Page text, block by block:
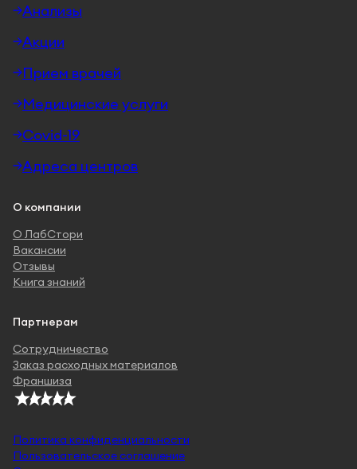
Анализы
Акции
Прием врачей
Медицинские услуги
Covid-19
Адреса центров
О компании
О ЛабСтори
Вакансии
Отзывы
Книга знаний
Партнерам
Сотрудничество
Заказ расходных материалов
Франшиза
Политика конфиденциальности
Пользовательское соглашение